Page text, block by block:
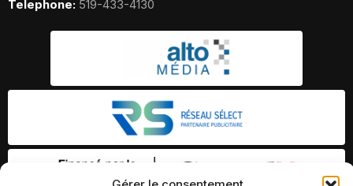
Telephone: 519-433-4130